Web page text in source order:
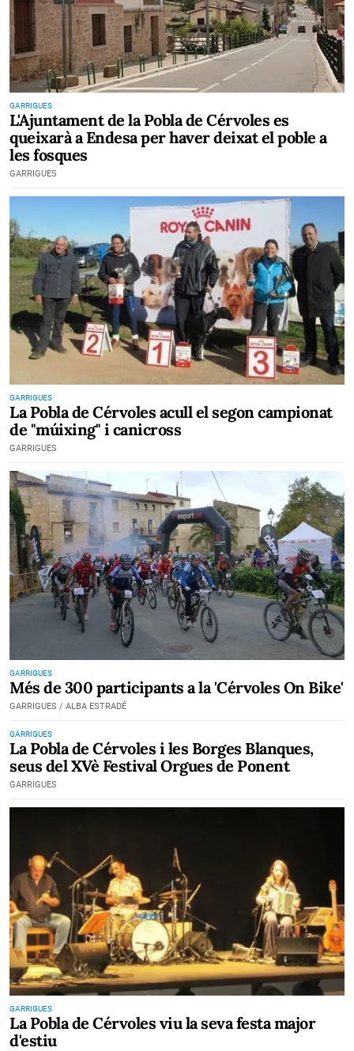
GARRIGUES
L'Ajuntament de la Pobla de Cérvoles es
queixarà a Endesa per haver deixat el poble a
les fosques
GARRIGUES
GARRIGUES
La Pobla de Cérvoles acull el segon campionat
de "múixing" i canicross
GARRIGUES
GARRIGUES
Més de 300 participants a la 'Cérvoles On Bike'
GARRIGUES / ALBA ESTRADÉ
GARRIGUES
La Pobla de Cérvoles i les Borges Blanques,
seus del XVè Festival Orgues de Ponent
GARRIGUES
GARRIGUES
La Pobla de Cérvoles viu la seva festa major
d'estiu